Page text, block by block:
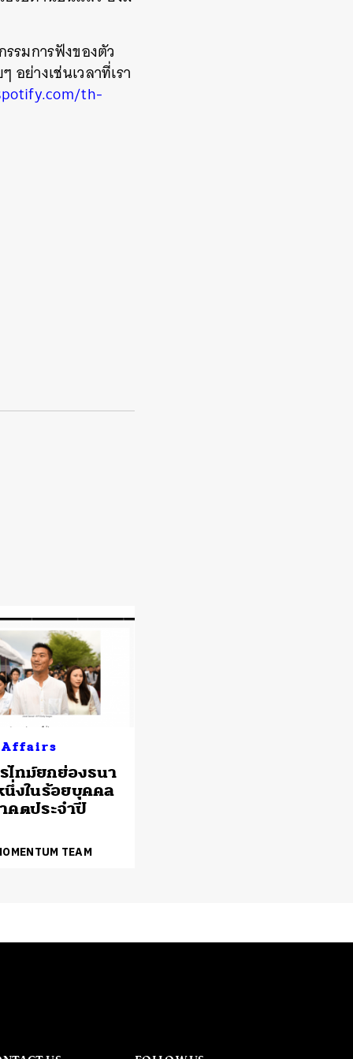
รมการฟังของตัว
ย่างเช่นเวลาที่เรา
th-
Affairs
ไทม์ยกย่องธนา
นึ่งในร้อยบุคคล
คตประจำปี
TEAM